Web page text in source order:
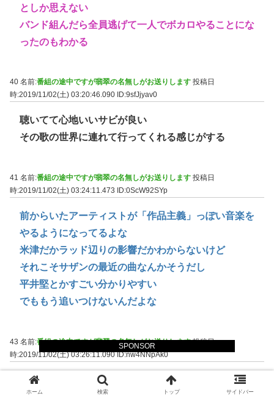
SPONSOR
としか思えない
バンド組んだら全員逃げて一人でボカロやることにな
ったのもわかる
40 名前:番組の途中ですが翡翠の名無しがお送りします 投稿日
時:2019/11/02(土) 03:20:46.090 ID:9sfJjyav0
聴いてて心地いいサビが良い
その歌の世界に連れて行ってくれる感じがする
41 名前:番組の途中ですが翡翠の名無しがお送りします 投稿日
時:2019/11/02(土) 03:24:11.473
ID:0ScW92SYp
前からいたアーティストが「作品主義」っぽい音楽を
やるようになってるよな
米津だかラッド辺りの影響だかわからないけど
それこそサザンの最近の曲なんかそうだし
平井堅とかすごい分かりやすい
でももう追いつけないんだよな
43 名前:番組の途中ですが翡翠の名無しがお送りします投稿日
時:2019/11/02(土) 03:26:11.090ID:nw4NNpAk0
久保田利伸が出てきた以上の衝撃？
ホーム 検索 トップ サイドバー